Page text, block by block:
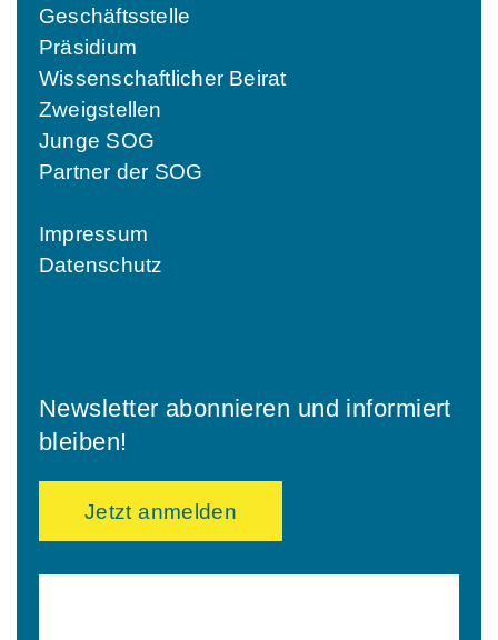
Geschäftsstelle
Präsidium
Wissenschaftlicher Beirat
Zweigstellen
Junge SOG
Partner der SOG
Impressum
Datenschutz
Newsletter abonnieren und informiert
bleiben!
Jetzt anmelden